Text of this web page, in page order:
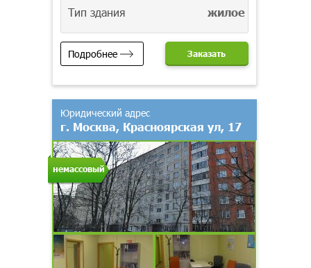
Тип здания
жилое
Подробнее Заказать
немассовый
Юридический адрес
г. Москва, Красноярская ул, 17